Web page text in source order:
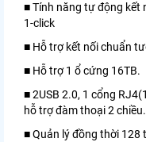
■ Tính năng tự động kết
1-click
■ Hỗ trợ kết nối chuẩn
■ Hỗ trợ 1 ổ cứng 16TB.
■ 2USB 2.0, 1 cổng
hỗ trợ đàm thoại 2 chiều.
■ Quản lý đồng thời 128